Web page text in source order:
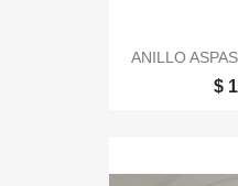
ANILLO
$